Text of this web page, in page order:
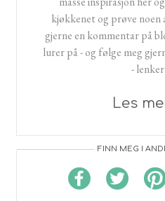
kjøkkenet og prøve
gjerne en kommentar på
lurer på - og følge meg
- lenker
Les
FINN MEG I